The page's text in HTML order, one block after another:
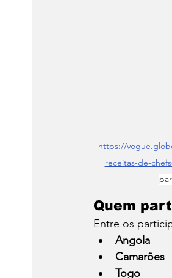
https://
receitas-de-
Quem
Entre os
Angola
Camarões
Togo